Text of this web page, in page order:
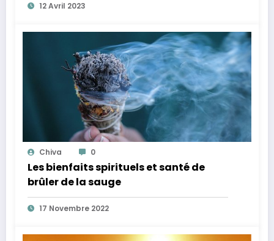
12 Avril 2023
Chiva 0
Les bienfaits spirituels et santé de
brûler de la sauge
17 Novembre 2022